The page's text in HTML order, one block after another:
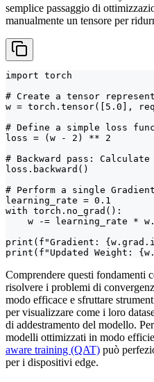
semplice passaggio di
manualmente un tensore per
import torch
# Create a tensor
w = torch.tensor([5.0],
# Define a simple loss
loss = (w - 2) ** 2
# Backward pass:
loss.backward()
# Perform a single
learning_rate = 0.1
with torch.no_grad():
w -= learning_rate *
print(f"Gradient:
print(f"Updated Weight:
Comprendere questi fondamenti
risolvere i problemi di
modo efficace e sfruttare
per visualizzare come i loro
di addestramento del modello.
modelli ottimizzati in modo
aware training (QAT) può
per i dispositivi edge.